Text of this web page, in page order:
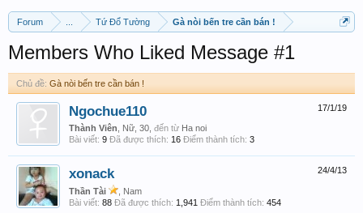
Forum Tứ Đổ Tường Gà nòi bến tre cần bán !
Members Who Liked Message #1
Chủ đề: Gà nòi bến tre cần bán !
17/1/19
Ngochue110
Thành Viên , Nữ, 30, đến từ Ha noi
Bài viết: 9 Đã được thích: 16 Điểm thành tích: 3
24/4/13
xonack
Thần Tài
, Nam
Bài viết: 88 Đã được thích: 1,941 Điểm thành tích: 454